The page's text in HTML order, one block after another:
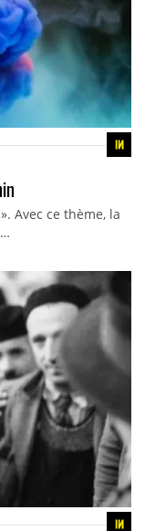
Avec ce thème, la